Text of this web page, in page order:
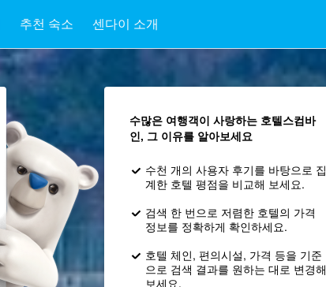
추천 숙소 센다이 소개
수많은 여행객이 사랑하는 호텔스컴바
인, 그 이유를 알아보세요
수천 개의 사용자 후기를 바탕으로 집
계한 호텔 평점을 비교해 보세요.
검색 한 번으로 저렴한 호텔의 가격
정보를 정확하게 확인하세요.
호텔 체인, 편의시설, 가격 등을 기준
으로 검색 결과를 원하는 대로 변경해
보세요.